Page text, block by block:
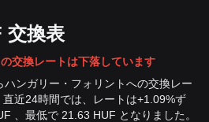
交換表
交換レートは下落しています
ンガリー・フォリントへの交換レー
直近24時間では、レートは+1.09%ず
、最低で 21.63 HUF となりました。